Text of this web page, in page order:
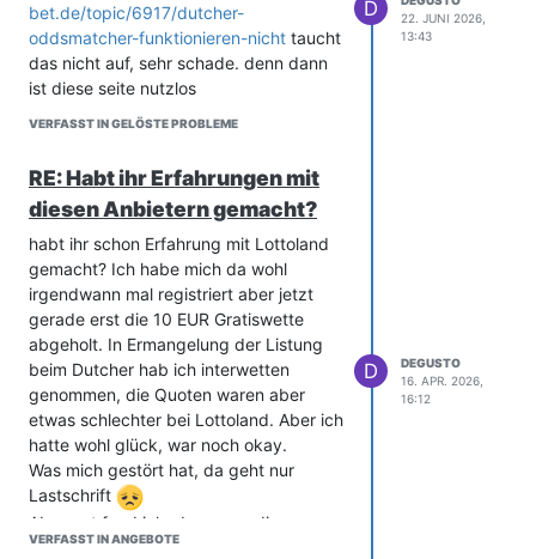
anmelden.
Um eine 10 € FreeBet zu erhalten,
müssen die Spieler zwischen Freitag
und Montag im Promotionszeitraum
Eine qualifizierende Wette:
Einsatz betragen (dies kann durch
mehrere Wetten erreicht werden);
Muss eine Mindestquote von 2.00
Muss auf NFL-Märkte platziert werden;
Darf nicht mit Cash Out oder als
stornierte Wette ausgewertet werden;
Darf nicht mit einer FreeBet platziert
4. FreeBet-Gutschrift
Spieler, die qualifizierende Wetten
platzieren, erhalten eine 10 € FreeBet.
Die FreeBet wird innerhalb von 24
Stunden nach Abschluss der
qualifizierenden Wetten
www.interwetten.deabrufbaren
Allgemeinen Geschäftsbedingungen
und unsere abrufbare
Datenschutzrichtlinie.18+, Glücksspiel
birgt Suchtrisiken. Hilfe unter
bet.de/topic/6917/dutcher-
oddsmatcher-funktionieren-nicht taucht
das nicht auf, sehr schade. denn dann
ist diese seite nutzlos
VERFASST IN GELÖSTE PROBLEME
D
22. JUNI 2026,
13:43
RE: Habt ihr Erfahrungen mit
diesen Anbietern gemacht?
habt ihr schon Erfahrung mit Lottoland
gemacht? Ich habe mich da wohl
irgendwann mal registriert aber jetzt
gerade erst die 10 EUR Gratiswette
abgeholt. In Ermangelung der Listung
beim Dutcher hab ich interwetten
genommen, die Quoten waren aber
etwas schlechter bei Lottoland. Aber ich
hatte wohl glück, war noch okay.
Was mich gestört hat, da geht nur
Lastschrift
Aber gut fand ich, dass man die
gratiswette sofort bekommt, wenn man
VERFASST IN ANGEBOTE
D
DEGUSTO
16. APR. 2026,
16:12